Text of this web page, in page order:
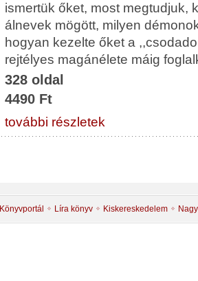
ismertük őket, most megtudjuk,
álnevek mögött, milyen
hogyan kezelte őket a
rejtélyes magánélete máig
328 oldal
4490 Ft
további részletek
Könyvportál Líra könyv Kiskereskedelem